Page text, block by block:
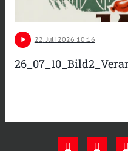
play_arrow 22. Juli 2026 10:16